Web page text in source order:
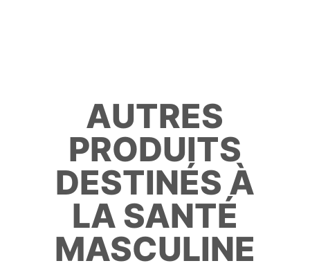
AUTRES
PRODUITS
DESTINÉS À
LA SANTÉ
MASCULINE